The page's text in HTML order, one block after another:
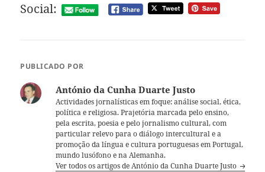
Social:
PUBLICADO POR
António da Cunha Duarte Justo
Actividades jornalísticas em foque: análise social, ética,
política e religiosa. Prajetória marcada pelo ensino,
pela escrita, poesia e pelo jornalismo cultural, com
particular relevo para o diálogo intercultural e a
promoção da língua e cultura portuguesas em Portugal,
mundo lusófono e na Alemanha.
Ver todos os artigos de António da Cunha Duarte Justo